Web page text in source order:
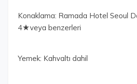
Konaklama: Ramada Hotel Seoul
4★veya benzerleri
Yemek: Kahvaltı dahil